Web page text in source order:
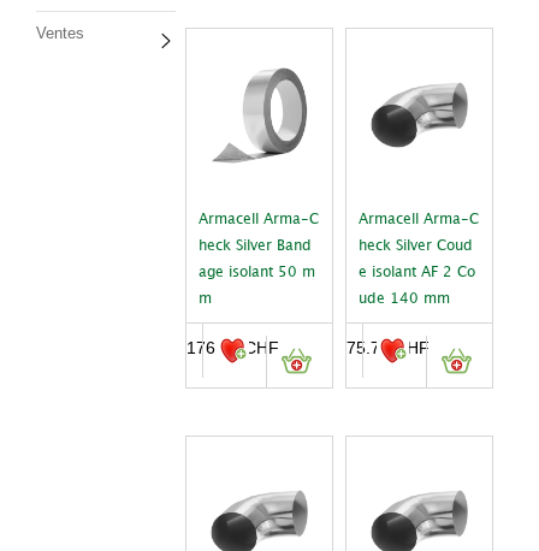
Ventes
Armacell Arma-C
heck Silver Band
age isolant 50 m
m
176.00CHF
Armacell Arma-C
heck Silver Coud
e isolant AF 2 Co
ude 140 mm
75.75CHF